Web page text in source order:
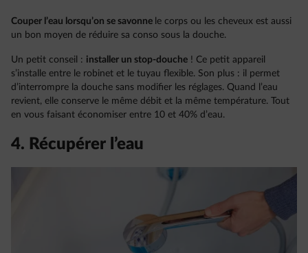
Couper l’eau lorsqu’on se savonne le corps ou les cheveux est aussi
un bon moyen de réduire sa conso sous la douche.
Un petit conseil : installer un stop-douche ! Ce petit appareil
s’installe entre le robinet et le tuyau flexible. Son plus : il permet
d’interrompre la douche sans modifier les réglages. Quand l’eau
revient, elle conserve le même débit et la même température. Tout
en vous faisant économiser entre 10 et 40% d’eau.
4. Récupérer l’eau